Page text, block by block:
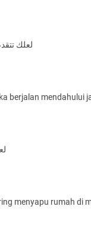
ﻟﻌﻠﻚ
berjalan mendahului
menyapu rumah di